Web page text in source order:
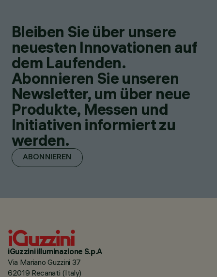
Bleiben Sie über unsere
neuesten Innovationen auf
dem Laufenden.
Abonnieren Sie unseren
Newsletter, um über neue
Produkte, Messen und
Initiativen informiert zu
werden.
ABONNIEREN
iGuzzini illuminazione S.p.A
Via Mariano Guzzini 37
62019 Recanati (Italy)